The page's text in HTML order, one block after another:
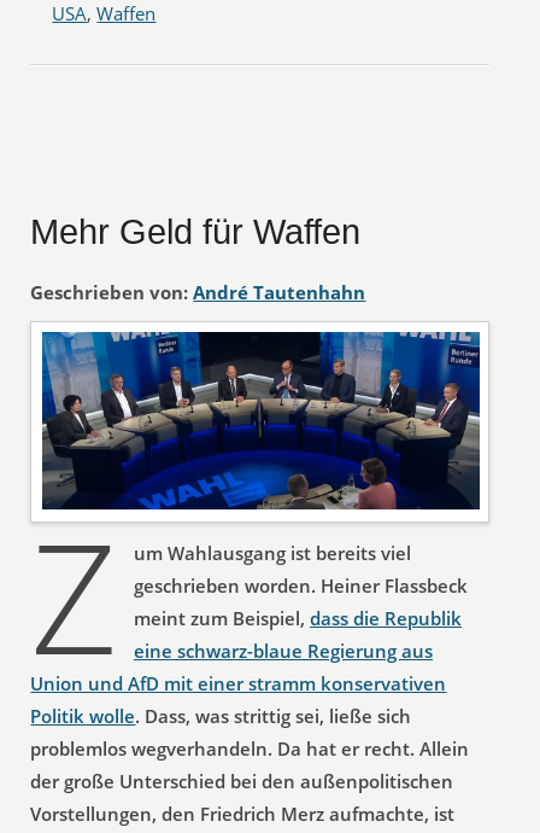
USA,Waffen
Mehr Geld für Waffen
Geschrieben von: André Tautenhahn
Z
um Wahlausgang ist bereits viel
geschrieben worden. Heiner Flassbeck
meint zum Beispiel,dass die Republik
eine schwarz-blaue Regierung aus
Union und AfD mit einer stramm konservativen
Politik wolle. Dass, was strittig sei, ließe sich
problemlos wegverhandeln. Da hat er recht. Allein
der große Unterschied bei den außenpolitischen
Vorstellungen, den Friedrich Merz aufmachte, ist